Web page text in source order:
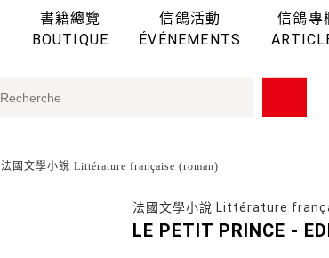
書籍總覽
BOUTIQUE
信鴿活動
ÉVÉNEMENTS
信鴿專
法國文學小說 Littérature française (roman)
法國文學小說 Littérature
LE PETIT PRINCE -